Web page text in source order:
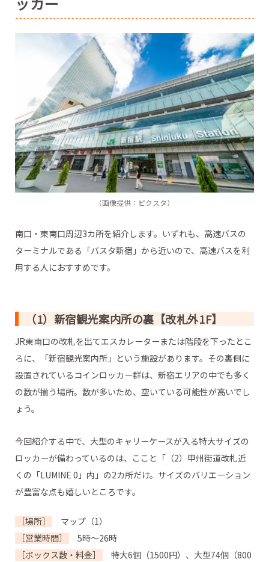
（画像提供：ピクスタ）
南口・東南口周辺3カ所を紹介します。いずれも、高速バスの
ターミナルである「バスタ新宿」から近いので、高速バスを利
用する人におすすめです。
（1）新宿観光案内所の裏【改札外1F】
JR東南口の改札を出てエスカレーターまたは階段を下ったとこ
ろに、「新宿観光案内所」という施設があります。その裏側に
設置されているコインロッカー群は、新宿エリアの中でも多く
の数が揃う場所。数が多いため、空いている可能性が高いでし
ょう。
今回紹介する中で、大型のキャリーケースが入る特大サイズの
ロッカーが備わっているのは、ここと「（2）甲州街道改札近
くの「LUMINE 0」内」の2カ所だけ。サイズのバリエーション
が豊富な点も嬉しいところです。
［場所］
マップ（1）
［営業時間］
5時～26時
［ボックス数・料金］
特大6個（1500円）、大型74個（800